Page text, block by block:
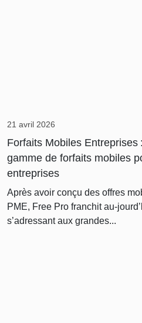
21 avril 2026
Forfaits Mobiles Entreprises
gamme de forfaits mobiles
entreprises
Après avoir conçu des offres
PME, Free Pro franchit au-
s’adressant aux grandes...